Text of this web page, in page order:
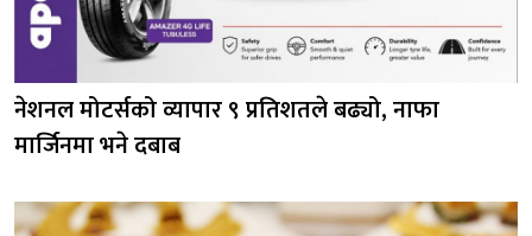
नेशनल मोटर्सको व्यापार ९ प्रतिशतले बढ्यो, नाफा
मार्जिनमा भने दबाब